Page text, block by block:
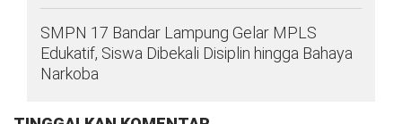
SMPN 17 Bandar Lampung Gelar MPLS
Edukatif, Siswa Dibekali Disiplin hingga Bahaya
Narkoba